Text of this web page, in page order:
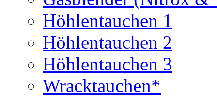
Höhlentauchen 1
Höhlentauchen 2
Höhlentauchen 3
Wracktauchen*